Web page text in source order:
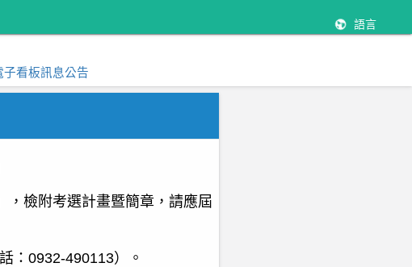
語言
子看板訊息公告
，檢附考選計畫暨簡章，請應屆
：0932-490113）。